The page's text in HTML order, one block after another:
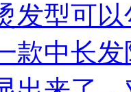
发型可
款中长